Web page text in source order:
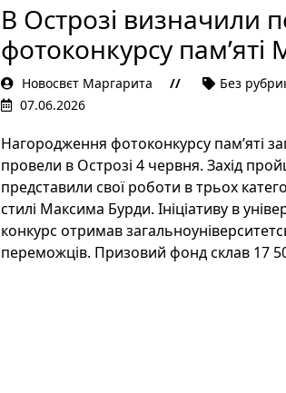
В Острозі визначили
фотоконкурсу
Новосвєт Маргарита Без
07.06.2026
Нагородження фотоконкурсу пам’яті
провели в Острозі 4 червня. Захід
представили свої роботи в трьох
стилі Максима Бурди. Ініціативу в
конкурс отримав
переможців. Призовий фонд склав 17